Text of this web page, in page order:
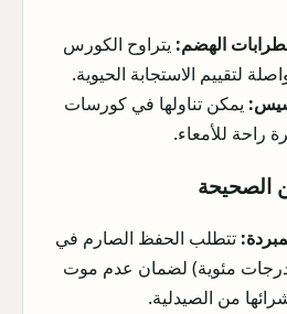
الهضم:يتراوح الكورس
لتقييم الاستجابة الحيوية.
يمكن تناولها في كورسات
راحة للأمعاء.
تتطلب الحفظ الصارم في
(بين 2 إلى 8 درجات مئوية) لضمان عدم موت
من الصيدلية.